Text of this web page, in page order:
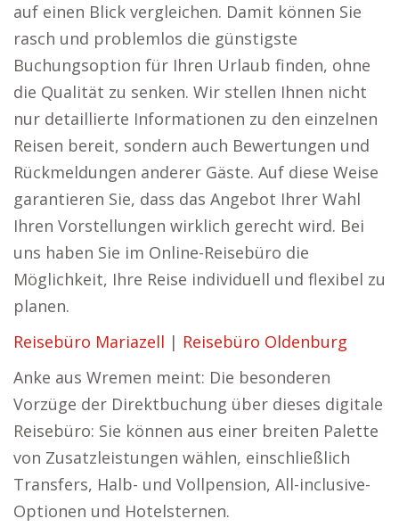
auf einen Blick vergleichen. Damit können Sie
rasch und problemlos die günstigste
Buchungsoption für Ihren Urlaub finden, ohne
die Qualität zu senken. Wir stellen Ihnen nicht
nur detaillierte Informationen zu den einzelnen
Reisen bereit, sondern auch Bewertungen und
Rückmeldungen anderer Gäste. Auf diese Weise
garantieren Sie, dass das Angebot Ihrer Wahl
Ihren Vorstellungen wirklich gerecht wird. Bei
uns haben Sie im Online-Reisebüro die
Möglichkeit, Ihre Reise individuell und flexibel zu
planen.
Reisebüro Mariazell | Reisebüro Oldenburg
Anke aus Wremen meint: Die besonderen
Vorzüge der Direktbuchung über dieses digitale
Reisebüro: Sie können aus einer breiten Palette
von Zusatzleistungen wählen, einschließlich
Transfers, Halb- und Vollpension, All-inclusive-
Optionen und Hotelsternen.